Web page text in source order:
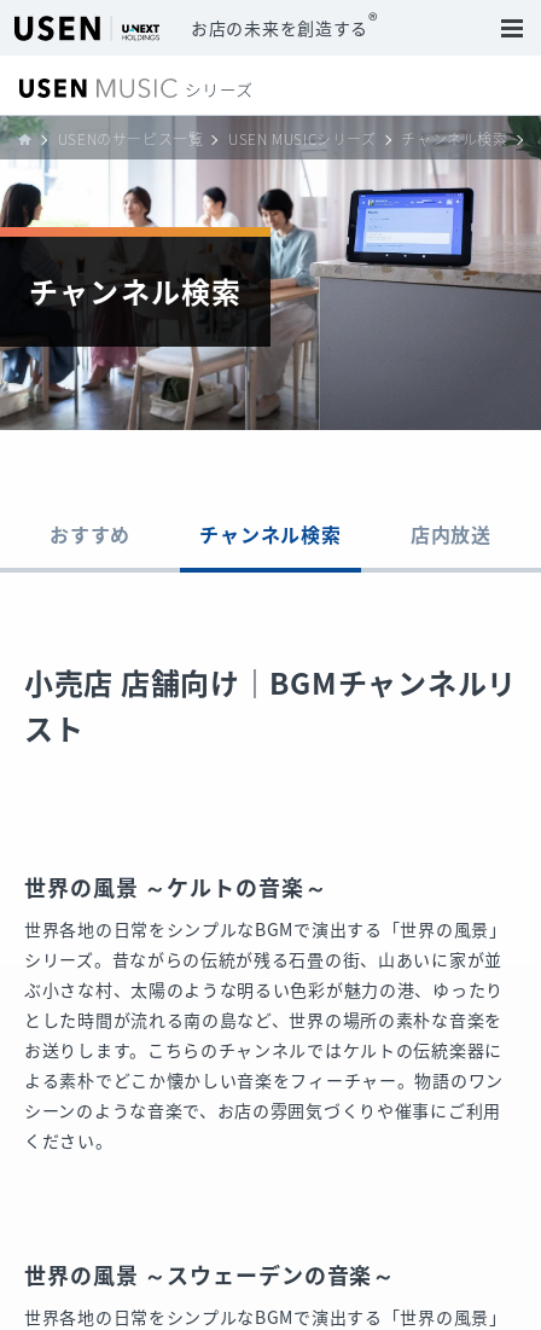
お店の未来を創造する®
USENのサービス一覧 USEN MUSICシリーズ チャンネル検索
チャンネル検索
おすすめ チャンネル検索 店内放送
小売店 店舗向け｜BGMチャンネルリ
スト
世界の風景 ～ケルトの音楽～
世界各地の日常をシンプルなBGMで演出する「世界の風景」
シリーズ。昔ながらの伝統が残る石畳の街、山あいに家が並
ぶ小さな村、太陽のような明るい色彩が魅力の港、ゆったり
とした時間が流れる南の島など、世界の場所の素朴な音楽を
お送りします。こちらのチャンネルではケルトの伝統楽器に
よる素朴でどこか懐かしい音楽をフィーチャー。物語のワン
シーンのような音楽で、お店の雰囲気づくりや催事にご利用
ください。
世界の風景 ～スウェーデンの音楽～
世界各地の日常をシンプルなBGMで演出する「世界の風景」